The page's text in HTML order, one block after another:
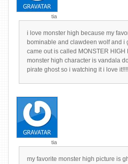
tia
i love monster high because my
bominable and clawdeen wolf and i
came out is called MONSTER
monster high character is vandala
pirate ghost so i watching it i love
tia
my favorite monster high picture is